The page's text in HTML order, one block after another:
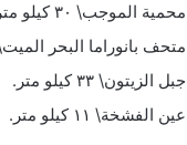
محمية الموجب\ ٣٠ كيلو متر.
متحف بانوراما البحر الميت\ ١٠ كيلو
جبل الزيتون\ ٣٣ كيلو متر.
عين الفشخة\ ١١ كيلو متر.